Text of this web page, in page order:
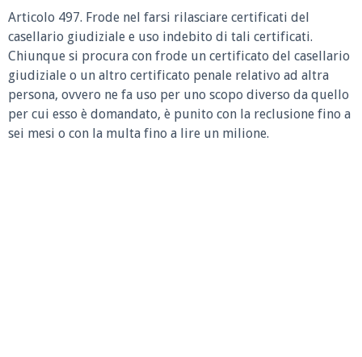
Articolo 497. Frode nel farsi rilasciare certificati del
casellario giudiziale e uso indebito di tali certificati.
Chiunque si procura con frode un certificato del casellario
giudiziale o un altro certificato penale relativo ad altra
persona, ovvero ne fa uso per uno scopo diverso da quello
per cui esso è domandato, è punito con la reclusione fino a
sei mesi o con la multa fino a lire un milione.